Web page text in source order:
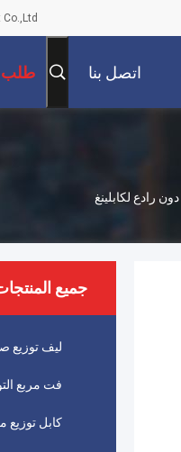
اتصل بنا طلب
جميع
ليف توزيع
فت مربع
كابل توزيع